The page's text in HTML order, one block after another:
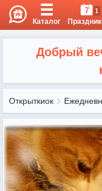
Каталог
7 1
Добрый
Открыткиок